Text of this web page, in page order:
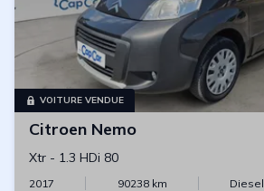
VOITURE VENDUE
Citroen Nemo
Xtr - 1.3 HDi 80
2017 90238km Diesel